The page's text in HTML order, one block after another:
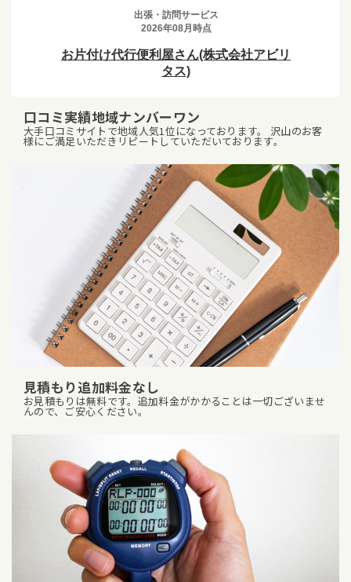
口コミ実績地域ナンバーワン
大手口コミサイトで地域人気1位になっております。 沢山のお客
様にご満足いただきリピートしていただいております。
見積もり追加料金なし
お見積もりは無料です。追加料金がかかることは一切ございませ
んので、ご安心ください。